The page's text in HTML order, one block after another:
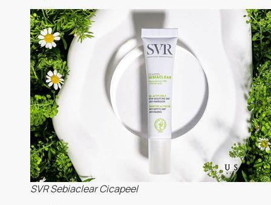
SVR Sebiaclear Cicapeel